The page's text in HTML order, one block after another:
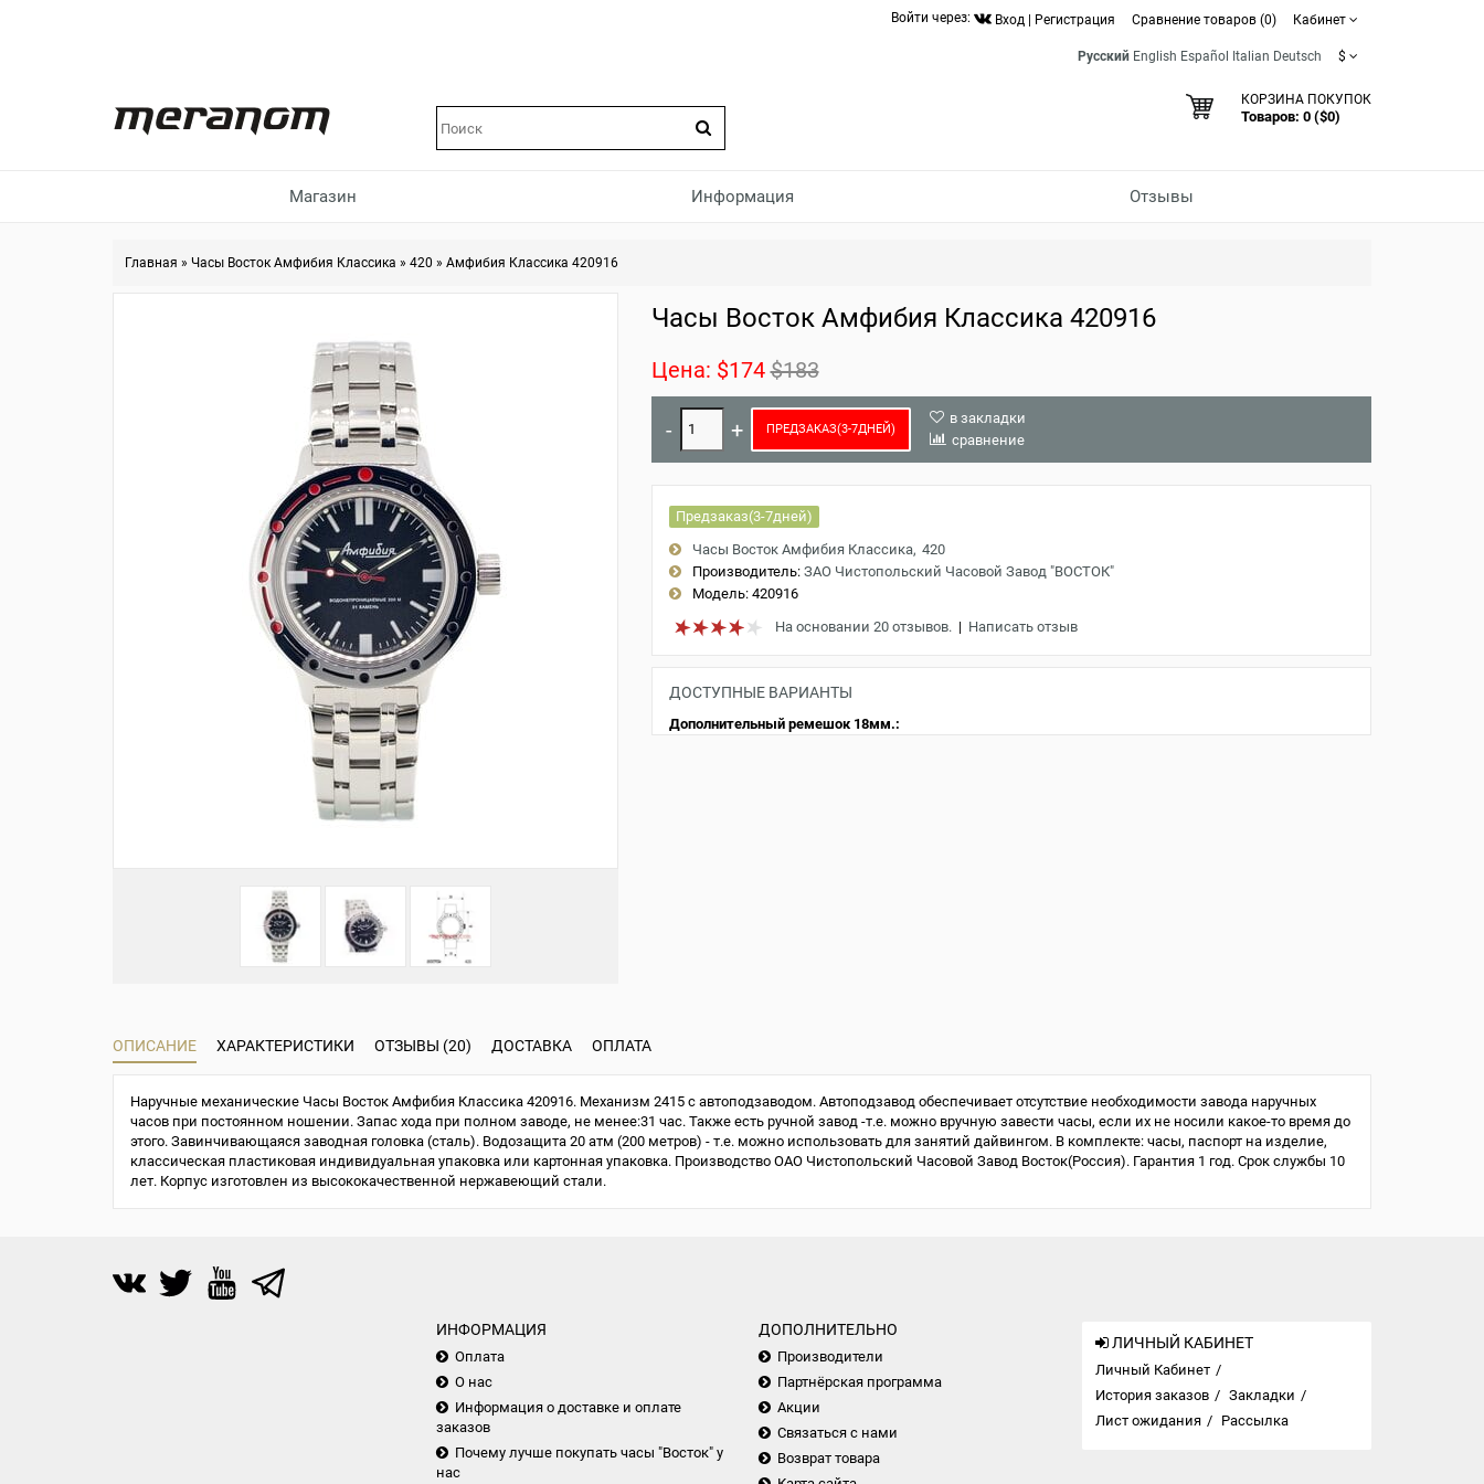
Войти через: Вход Регистрация Сравнение товаров (0) Кабинет
Русский English Español Italian Deutsch $
КОРЗИНА ПОКУПОК
Товаров: 0 ($0)
Магазин Информация Отзывы
Главная » Часы Восток Амфибия Классика » 420 » Амфибия Классика 420916
Часы Восток Амфибия Классика 420916
Цена: $174 $183
ПРЕДЗАКАЗ(3-7ДНЕЙ)
в закладки
сравнение
Предзаказ(3-7дней)
Часы Восток Амфибия Классика 420
Производитель: ЗАО Чистопольский Часовой Завод "ВОСТОК"
Модель:420916
На основании 20 отзывов.| Написать отзыв
ДОСТУПНЫЕ ВАРИАНТЫ
Дополнительный ремешок 18мм.:
ОПИСАНИЕ ХАРАКТЕРИСТИКИ ОТЗЫВЫ (20) ДОСТАВКА ОПЛАТА
Наручные механические Часы Восток Амфибия Классика 420916. Механизм 2415 с автоподзаводом. Автоподзавод обеспечивает отсутствие необходимости завода наручных
часов при постоянном ношении. Запас хода при полном заводе, не менее:31 час. Также есть ручной завод -т.е. можно вручную завести часы, если их не носили какое-то время до
этого. Завинчивающаяся заводная головка (сталь). Водозащита 20 атм (200 метров) - т.е. можно использовать для занятий дайвингом. В комплекте: часы, паспорт на изделие,
классическая пластиковая индивидуальная упаковка или картонная упаковка. Производство ОАО Чистопольский Часовой Завод Восток(Россия). Гарантия 1 год. Срок службы 10
лет. Корпус изготовлен из высококачественной нержавеющий стали.
ИНФОРМАЦИЯ
Оплата
О нас
Информация о доставке и оплате
заказов
Почему лучше покупать часы "Восток" у
нас
ДОПОЛНИТЕЛЬНО
Производители
Партнёрская программа
Акции
Связаться с нами
Возврат товара
ЛИЧНЫЙ КАБИНЕТ
Личный Кабинет
История заказов
Закладки
Лист ожидания
Рассылка